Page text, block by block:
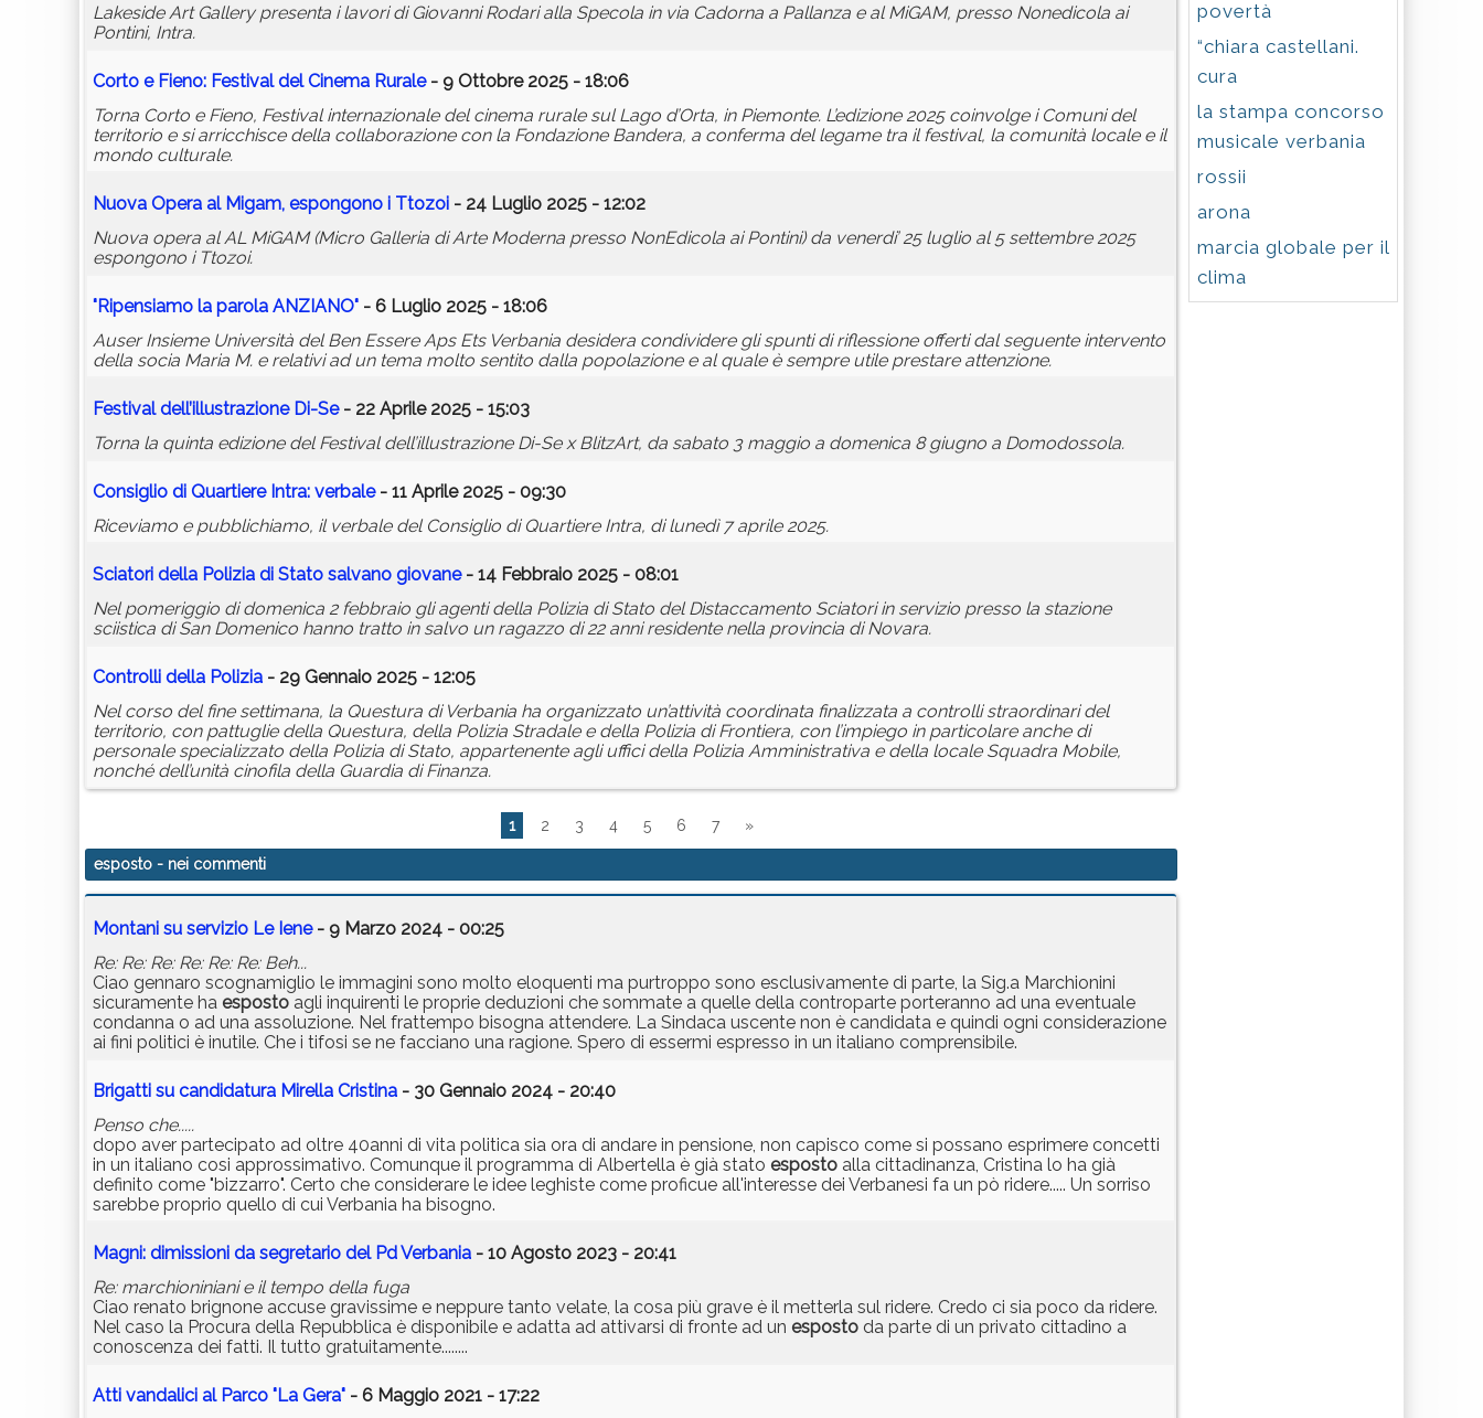
Lakeside Art Gallery presenta i lavori di Giovanni Rodari alla Specola in via Cadorna a Pallanza e al MiGAM, presso Nonedicola ai
Pontini, Intra.
Corto e Fieno: Festival del Cinema Rurale- 9 Ottobre 2025 - 18:06
Torna Corto e Fieno, Festival internazionale del cinema rurale sul Lago d’Orta, in Piemonte. L’edizione 2025 coinvolge i Comuni del
territorio e si arricchisce della collaborazione con la Fondazione Bandera, a conferma del legame tra il festival, la comunità locale e il
mondo culturale.
Nuova Opera al Migam, espongono i Ttozoi - 24 Luglio 2025 - 12:02
Nuova opera al AL MiGAM (Micro Galleria di Arte Moderna presso NonEdicola ai Pontini) da venerdi’ 25 luglio al 5 settembre 2025
espongono i Ttozoi.
"Ripensiamo la parola ANZIANO" - 6 Luglio 2025 - 18:06
Auser Insieme Università del Ben Essere Aps Ets Verbania desidera condividere gli spunti di riflessione offerti dal seguente intervento
della socia Maria M. e relativi ad un tema molto sentito dalla popolazione e al quale è sempre utile prestare attenzione.
Festival dell’illustrazione Di-Se- 22 Aprile 2025 - 15:03
Torna la quinta edizione del Festival dell’illustrazione Di-Se x BlitzArt, da sabato 3 maggio a domenica 8 giugno a Domodossola.
Consiglio di Quartiere Intra: verbale- 11 Aprile 2025 - 09:30
Riceviamo e pubblichiamo, il verbale del Consiglio di Quartiere Intra, di lunedì 7 aprile 2025.
Sciatori della Polizia di Stato salvano giovane- 14 Febbraio 2025 - 08:01
Nel pomeriggio di domenica 2 febbraio gli agenti della Polizia di Stato del Distaccamento Sciatori in servizio presso la stazione
sciistica di San Domenico hanno tratto in salvo un ragazzo di 22 anni residente nella provincia di Novara.
Controlli della Polizia - 29 Gennaio 2025 - 12:05
Nel corso del fine settimana, la Questura di Verbania ha organizzato un’attività coordinata finalizzata a controlli straordinari del
territorio, con pattuglie della Questura, della Polizia Stradale e della Polizia di Frontiera, con l’impiego in particolare anche di
personale specializzato della Polizia di Stato, appartenente agli uffici della Polizia Amministrativa e della locale Squadra Mobile,
nonché dell’unità cinofila della Guardia di Finanza.
1 2 3 4 5 6 7 »
esposto - nei commenti
Montani su servizio Le Iene- 9 Marzo 2024 - 00:25
Re: Re: Re: Re: Re: Re: Beh...
Ciao gennaro scognamiglio le immagini sono molto eloquenti ma purtroppo sono esclusivamente di parte, la Sig.a Marchionini
sicuramente ha esposto agli inquirenti le proprie deduzioni che sommate a quelle della controparte porteranno ad una eventuale
condanna o ad una assoluzione. Nel frattempo bisogna attendere. La Sindaca uscente non è candidata e quindi ogni considerazione
ai fini politici è inutile. Che i tifosi se ne facciano una ragione. Spero di essermi espresso in un italiano comprensibile.
Brigatti su candidatura Mirella Cristina - 30 Gennaio 2024 - 20:40
Penso che.....
dopo aver partecipato ad oltre 40anni di vita politica sia ora di andare in pensione, non capisco come si possano esprimere concetti
in un italiano cosi approssimativo. Comunque il programma di Albertella è già stato esposto alla cittadinanza, Cristina lo ha già
definito come "bizzarro". Certo che considerare le idee leghiste come proficue all'interesse dei Verbanesi fa un pò ridere..... Un sorriso
sarebbe proprio quello di cui Verbania ha bisogno.
Magni: dimissioni da segretario del Pd Verbania - 10 Agosto 2023 - 20:41
Re: marchioniniani e il tempo della fuga
Ciao renato brignone accuse gravissime e neppure tanto velate, la cosa più grave è il metterla sul ridere. Credo ci sia poco da ridere.
Nel caso la Procura della Repubblica è disponibile e adatta ad attivarsi di fronte ad un esposto da parte di un privato cittadino a
conoscenza dei fatti. Il tutto gratuitamente........
Atti vandalici al Parco "La Gera" - 6 Maggio 2021 - 17:22
povertà
“chiara castellani.
cura
la stampa concorso
musicale verbania
rossii
arona
marcia globale per il
clima